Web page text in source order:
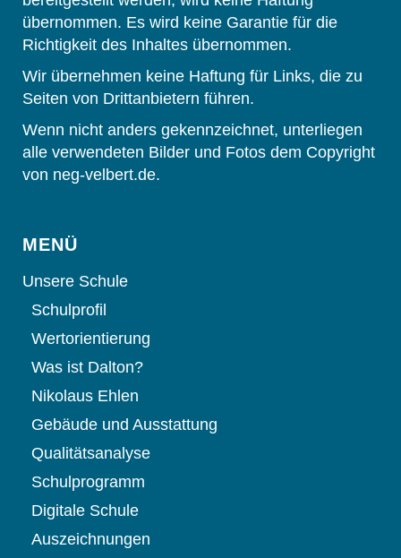
übernommen. Es wird keine Garantie für die
Richtigkeit des Inhaltes übernommen.
Wir übernehmen keine Haftung für Links, die zu
Seiten von Drittanbietern führen.
Wenn nicht anders gekennzeichnet, unterliegen
alle verwendeten Bilder und Fotos dem Copyright
von neg-velbert.de.
MENÜ
Unsere Schule
Schulprofil
Wertorientierung
Was ist Dalton?
Nikolaus Ehlen
Gebäude und Ausstattung
Qualitätsanalyse
Schulprogramm
Digitale Schule
Auszeichnungen